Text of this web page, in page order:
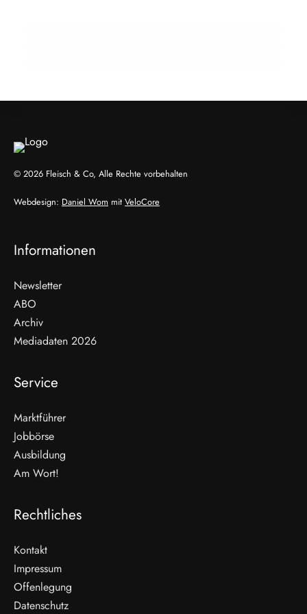
WEITERLESEN
Nicht verpassen
© 2026 Fleisch & Co, Alle Rechte vorbehalten
Webdesign: Daniel Wom mit VeloCore
Informationen
Newsletter
ABO
Archiv
Mediadaten 2026
Service
Marktführer
Jobbörse
Ausbildung
Am Wort!
Rechtliches
Kontakt
Impressum
Offenlegung
Datenschutz